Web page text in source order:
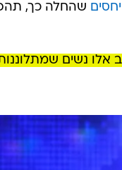
שהחלה כך,
נשים